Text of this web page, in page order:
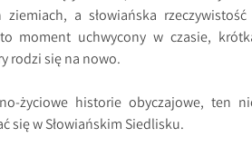
a słowiańska
moment uchwycony w czasie,
rodzi się na nowo.
życiowe historie obyczajowe, ten
się w Słowiańskim Siedlisku.